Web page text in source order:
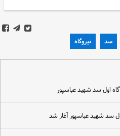
سد نیروگاه
اول سد شهید عباسپور
سد شهید عباسپور آغاز شد